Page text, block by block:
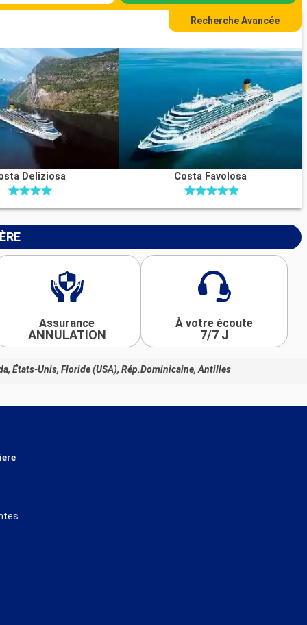
Recherche Avancée
Deliziosa Costa Favolosa
Assurance
ANNULATION
À votre écoute
7/7 J
États-Unis, Floride (USA), Rép.Dominicaine, Antilles